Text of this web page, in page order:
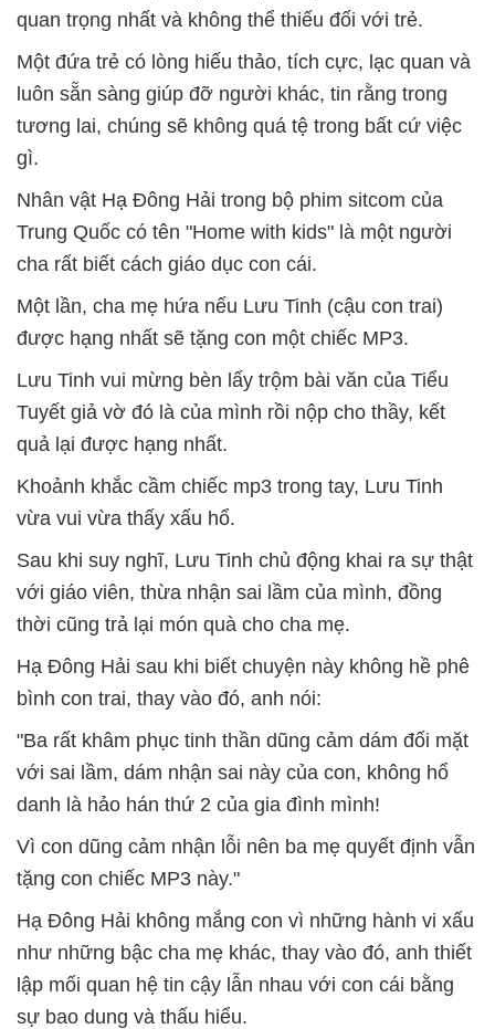
quan trọng nhất và không thể thiếu đối với trẻ.
Một đứa trẻ có lòng hiếu thảo, tích cực, lạc quan và
luôn sẵn sàng giúp đỡ người khác, tin rằng trong
tương lai, chúng sẽ không quá tệ trong bất cứ việc
gì.
Nhân vật Hạ Đông Hải trong bộ phim sitcom của
Trung Quốc có tên "Home with kids" là một người
cha rất biết cách giáo dục con cái.
Một lần, cha mẹ hứa nếu Lưu Tinh (cậu con trai)
được hạng nhất sẽ tặng con một chiếc MP3.
Lưu Tinh vui mừng bèn lấy trộm bài văn của Tiểu
Tuyết giả vờ đó là của mình rồi nộp cho thầy, kết
quả lại được hạng nhất.
Khoảnh khắc cầm chiếc mp3 trong tay, Lưu Tinh
vừa vui vừa thấy xấu hổ.
Sau khi suy nghĩ, Lưu Tinh chủ động khai ra sự thật
với giáo viên, thừa nhận sai lầm của mình, đồng
thời cũng trả lại món quà cho cha mẹ.
Hạ Đông Hải sau khi biết chuyện này không hề phê
bình con trai, thay vào đó, anh nói:
"Ba rất khâm phục tinh thần dũng cảm dám đối mặt
với sai lầm, dám nhận sai này của con, không hổ
danh là hảo hán thứ 2 của gia đình mình!
Vì con dũng cảm nhận lỗi nên ba mẹ quyết định vẫn
tặng con chiếc MP3 này."
Hạ Đông Hải không mắng con vì những hành vi xấu
như những bậc cha mẹ khác, thay vào đó, anh thiết
lập mối quan hệ tin cậy lẫn nhau với con cái bằng
sự bao dung và thấu hiểu.